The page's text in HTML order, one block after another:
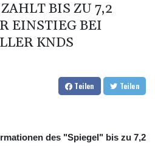
Vater
BIS ZU 7,2
EINSTIEG BEI
KNDS
Teilen Teilen
des "Spiegel" bis zu 7,2